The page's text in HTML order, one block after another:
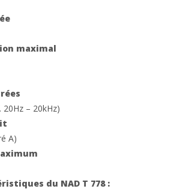
maximal
20Hz – 20kHz)
A)
du NAD T 778 :